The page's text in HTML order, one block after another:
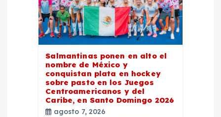
Salmantinas ponen en alto el
nombre de México y
conquistan plata en hockey
sobre pasto en los Juegos
Centroamericanos y del
Caribe, en Santo Domingo 2026
agosto 7, 2026